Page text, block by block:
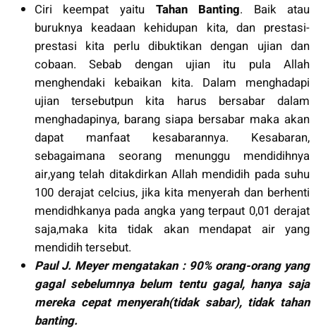
Ciri keempat yaitu Tahan Banting. Baik atau
buruknya keadaan kehidupan kita, dan prestasi-
prestasi kita perlu dibuktikan dengan ujian dan
cobaan. Sebab dengan ujian itu pula Allah
menghendaki kebaikan kita. Dalam menghadapi
ujian tersebutpun kita harus bersabar dalam
menghadapinya, barang siapa bersabar maka akan
dapat manfaat kesabarannya. Kesabaran,
sebagaimana seorang menunggu mendidihnya
air,yang telah ditakdirkan Allah mendidih pada suhu
100 derajat celcius, jika kita menyerah dan berhenti
mendidhkanya pada angka yang terpaut 0,01 derajat
saja,maka kita tidak akan mendapat air yang
mendidih tersebut.
Paul J. Meyer mengatakan : 90% orang-orang yang
gagal sebelumnya belum tentu gagal, hanya saja
mereka cepat menyerah(tidak sabar), tidak tahan
banting.